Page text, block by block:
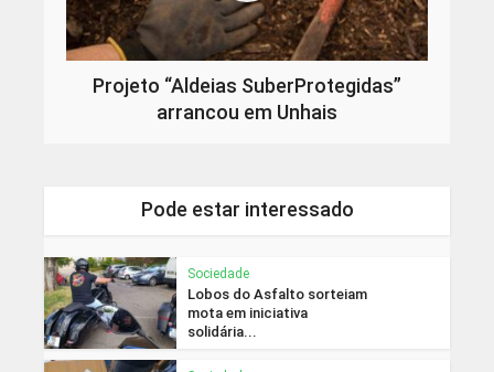
Projeto “Aldeias SuberProtegidas”
arrancou em Unhais
Pode estar interessado
Sociedade
Lobos do Asfalto sorteiam
mota em iniciativa
solidária...